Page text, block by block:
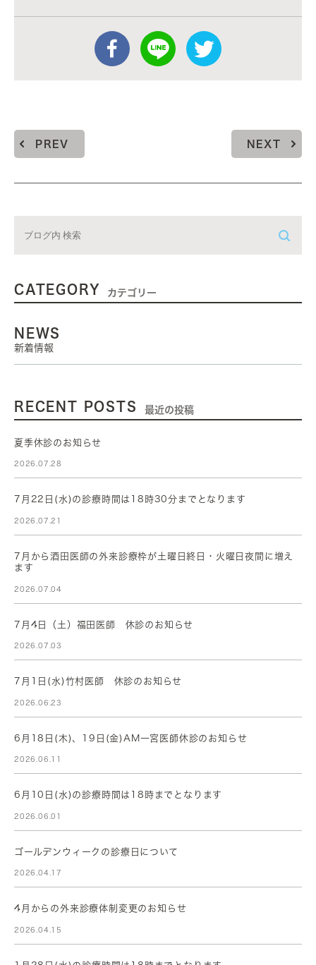
PREV NEXT
CATEGORY カテゴリー
NEWS
新着情報
RECENT POSTS 最近の投稿
夏季休診のお知らせ
2026.07.28
7月22日(水)の診療時間は18時30分までとなります
2026.07.21
7月から酒田医師の外来診療枠が土曜日終日・火曜日夜間に増え
ます
2026.07.04
7月4日（土）福田医師 休診のお知らせ
2026.07.03
7月1日(水)竹村医師 休診のお知らせ
2026.06.23
6月18日(木)、19日(金)AM一宮医師休診のお知らせ
2026.06.11
6月10日(水)の診療時間は18時までとなります
2026.06.01
ゴールデンウィークの診療日について
2026.04.17
4月からの外来診療体制変更のお知らせ
2026.04.15